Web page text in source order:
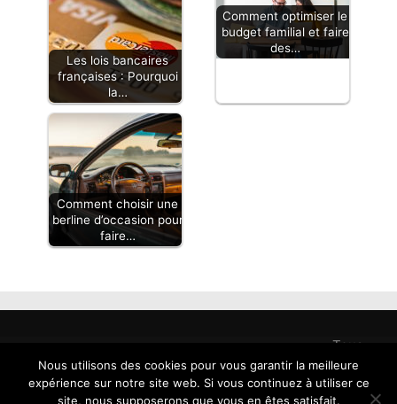
Les lois bancaires
françaises : Pourquoi
la…
Comment optimiser le
budget familial et faire
des…
Comment choisir une
berline d’occasion pour
faire…
Tous
droits
reservés
-
Nous utilisons des cookies pour vous garantir la meilleure
expérience sur notre site web. Si vous continuez à utiliser ce
site, nous supposerons que vous en êtes satisfait.